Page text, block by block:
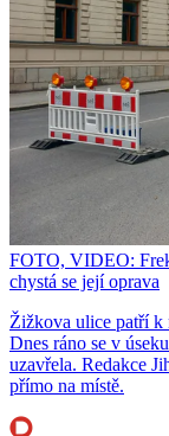
FOTO, VIDEO:
chystá se její oprava
Žižkova ulice patří k
Dnes ráno se v
uzavřela. Redakce
přímo na místě.